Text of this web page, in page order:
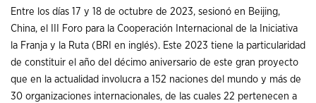
Entre los días 17 y 18 de octubre de 2023, sesionó en Beijing,
China, el III Foro para la Cooperación Internacional de la Iniciativa
la Franja y la Ruta (BRI en inglés). Este 2023 tiene la particularidad
de constituir el año del décimo aniversario de este gran proyecto
que en la actualidad involucra a 152 naciones del mundo y más de
30 organizaciones internacionales, de las cuales 22 pertenecen a